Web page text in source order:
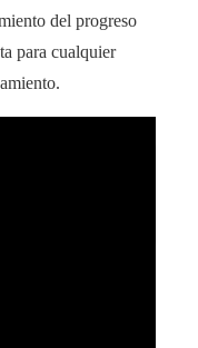
del progreso
para cualquier